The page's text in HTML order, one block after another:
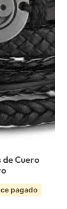
de Cuero
pagado